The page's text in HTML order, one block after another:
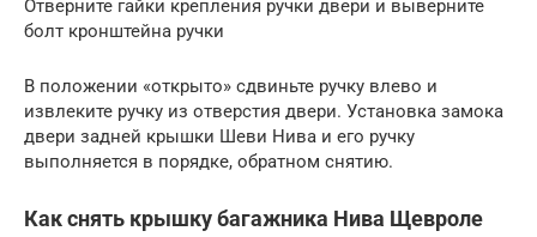
Отверните гайки крепления ручки двери и выверните
болт кронштейна ручки
В положении «открыто» сдвиньте ручку влево и
извлеките ручку из отверстия двери. Установка замока
двери задней крышки Шеви Нива и его ручку
выполняется в порядке, обратном снятию.
Как снять крышку багажника Нива Щевроле